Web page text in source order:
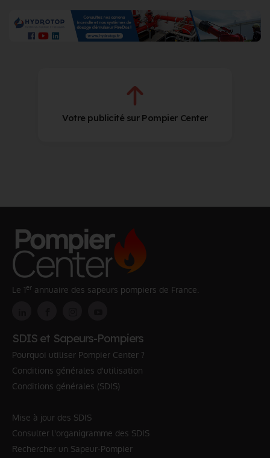
Votre publicité sur Pompier Center
Le 1er annuaire des sapeurs pompiers de France.
SDIS et Sapeurs-Pompiers
Pourquoi utiliser Pompier Center ?
Conditions générales d'utilisation
Conditions générales (SDIS)
Mise à jour des SDIS
Consulter l'organigramme des SDIS
Rechercher un Sapeur-Pompier